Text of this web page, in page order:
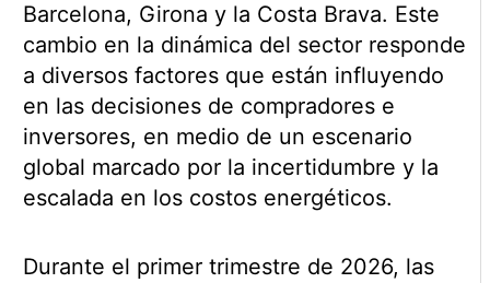
Barcelona, Girona y la Costa Brava. Este
cambio en la dinámica del sector responde
a diversos factores que están influyendo
en las decisiones de compradores e
inversores, en medio de un escenario
global marcado por la incertidumbre y la
escalada en los costos energéticos.
Durante el primer trimestre de 2026, las